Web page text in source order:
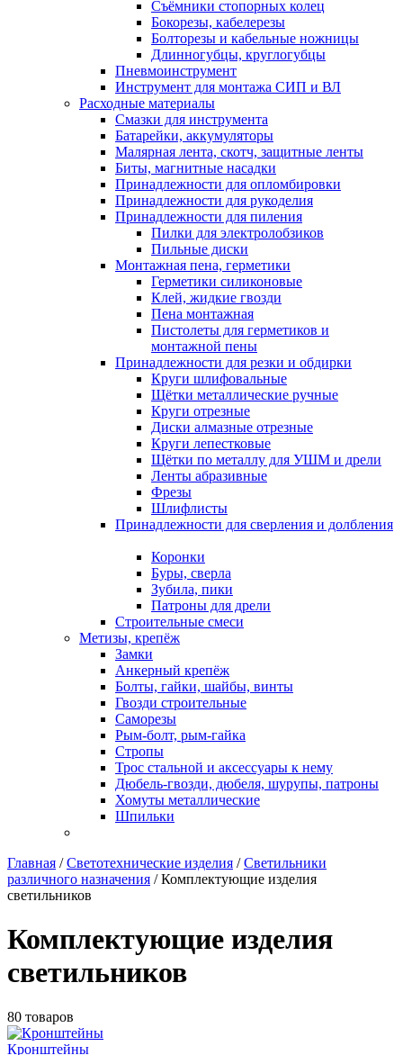
Съёмники стопорных колец
Бокорезы, кабелерезы
Болторезы и кабельные ножницы
Длинногубцы, круглогубцы
Пневмоинструмент
Инструмент для монтажа СИП и ВЛ
Расходные материалы
Смазки для инструмента
Батарейки, аккумуляторы
Малярная лента, скотч, защитные ленты
Биты, магнитные насадки
Принадлежности для опломбировки
Принадлежности для рукоделия
Принадлежности для пиления
Пилки для электролобзиков
Пильные диски
Монтажная пена, герметики
Герметики силиконовые
Клей, жидкие гвозди
Пена монтажная
Пистолеты для герметиков и
монтажной пены
Принадлежности для резки и обдирки
Круги шлифовальные
Щётки металлические ручные
Круги отрезные
Диски алмазные отрезные
Круги лепестковые
Щётки по металлу для УШМ и дрели
Ленты абразивные
Фрезы
Шлифлисты
Принадлежности для сверления и долбления
Коронки
Буры, сверла
Зубила, пики
Патроны для дрели
Строительные смеси
Метизы, крепёж
Замки
Анкерный крепёж
Болты, гайки, шайбы, винты
Гвозди строительные
Саморезы
Рым-болт, рым-гайка
Стропы
Трос стальной и аксессуары к нему
Дюбель-гвозди, дюбеля, шурупы, патроны
Хомуты металлические
Шпильки
Главная /Светотехнические изделия /Светильники
различного назначения /Комплектующие изделия
светильников
Комплектующие изделия
светильников
80 товаров
Кронштейны